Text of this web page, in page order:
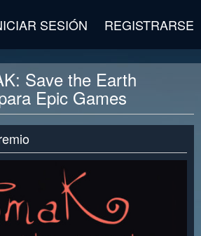
SESIÓN REGISTRARSE
Save the Earth
Epic Games